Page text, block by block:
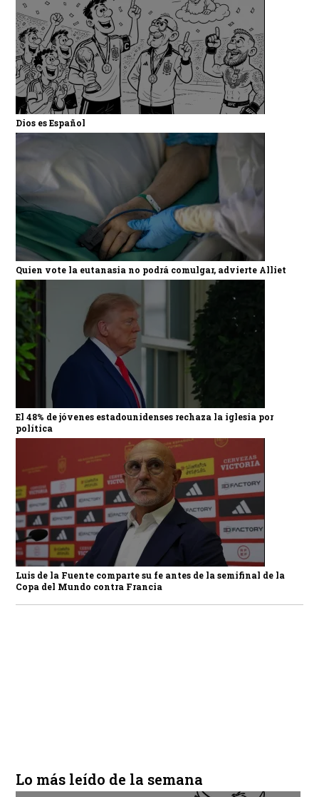
Dios es Español
Quien vote la eutanasia no podrá comulgar, advierte Alliet
El 48% de jóvenes estadounidenses rechaza la iglesia por
política
Luis de la Fuente comparte su fe antes de la semifinal de la
Copa del Mundo contra Francia
Lo más leído de la semana